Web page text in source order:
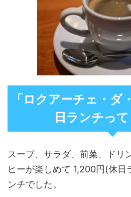
「ロクアーチェ・ダ
日ランチっ
スープ、サラダ、前菜、ドリ
ヒーが楽しめて 1,200円(休日
ンチでした。